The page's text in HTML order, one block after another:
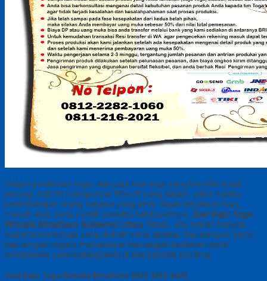
Dalam perabotan toga, ada juga topi toga yang bersifat kotak
persegi, topi ini mempunyai filosofi yang dalam, yakni selaku
pertimbangan orang sarjana yang perlu dapat berpikiran luas,
masuk akal, serta cerdik sewaktu kelulusannya, Jual Baju Toga
Wisuda Minahasa Sulawesi Utara Tetapi, ada sekian banyak
wujud busana toga yang diubah serta dipakai, tiap kampus serta
tiap tempat negara mempunyai rancangan berlainan serta
teristimewa serta kebanyakan di kita bersifat sisi lima.
Jual Baju Toga Wisuda Minahasa 0822-1810-8428